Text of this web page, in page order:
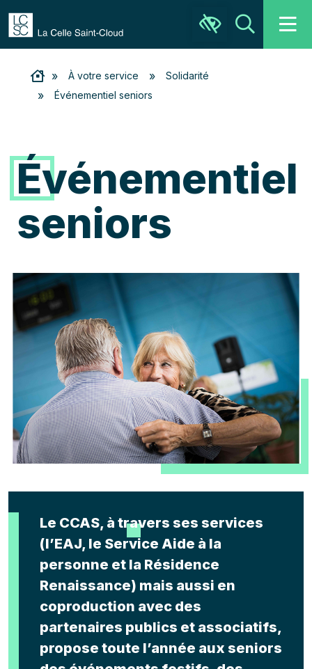
Ouvrir la barre d’outils
» À votre service » Solidarité
» Événementiel seniors
Événementiel
seniors
Le CCAS, à travers ses services
(l’EAJ, le Service Aide à la
personne et la Résidence
Renaissance) mais aussi en
coproduction avec des
partenaires publics et associatifs,
propose toute l’année aux seniors